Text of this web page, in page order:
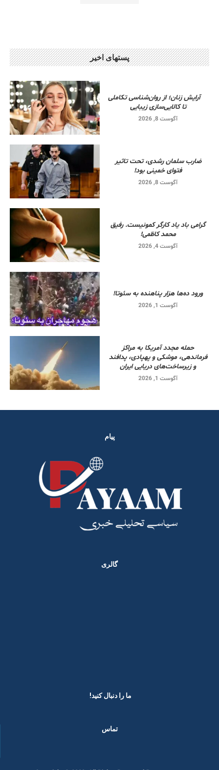
پستهای اخیر
آرایش زنان؛ از روان‌شناسی تکاملی
تا کالایی‌سازی زیبایی
آگوست 8, 2026
ضارب سلمان رشدی، تحت تاثیر
فتوای خمینی بود!
آگوست 8, 2026
گرامی باد یاد کارگر کمونیست. رفیق
محمد کاظمی!
آگوست 4, 2026
ورود ده‌ها هزار پناهنده به سئوتا!
آگوست 1, 2026
حمله مجدد آمریکا به مراکز
فرماندهی، موشکی و پهپادی، پدافند
و زیرساخت‌های دریایی ایران
آگوست 1, 2026
پیام
گالری
ما را دنبال کنید! ​
تماس